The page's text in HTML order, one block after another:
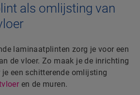
als omlijsting van
laminaatplinten zorg je voor een
de vloer. Zo maak je de inrichting
je een schitterende omlijsting
en de muren.